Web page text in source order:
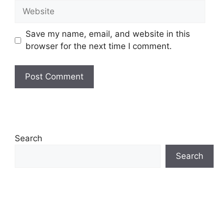
Website
Save my name, email, and website in this
browser for the next time I comment.
Search
Search